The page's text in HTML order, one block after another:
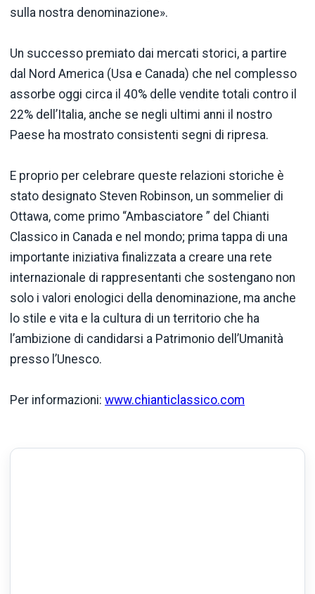
sulla nostra denominazione».
Un successo premiato dai mercati storici, a partire
dal Nord America (Usa e Canada) che nel complesso
assorbe oggi circa il 40% delle vendite totali contro il
22% dell’Italia, anche se negli ultimi anni il nostro
Paese ha mostrato consistenti segni di ripresa.
E proprio per celebrare queste relazioni storiche è
stato designato Steven Robinson, un sommelier di
Ottawa, come primo “Ambasciatore ” del Chianti
Classico in Canada e nel mondo; prima tappa di una
importante iniziativa finalizzata a creare una rete
internazionale di rappresentanti che sostengano non
solo i valori enologici della denominazione, ma anche
lo stile e vita e la cultura di un territorio che ha
l’ambizione di candidarsi a Patrimonio dell’Umanità
presso l’Unesco.
Per informazioni: www.chianticlassico.com